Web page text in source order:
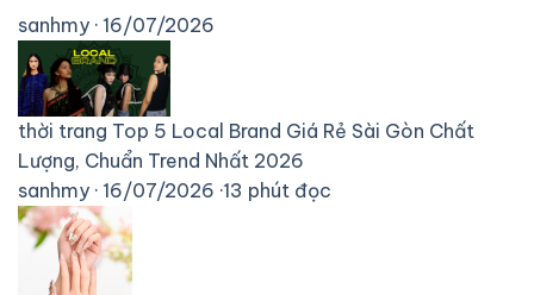
sanhmy · 16/07/2026
thời trang Top 5 Local Brand Giá Rẻ Sài Gòn Chất
Lượng, Chuẩn Trend Nhất 2026
sanhmy · 16/07/2026 ·13 phút đọc